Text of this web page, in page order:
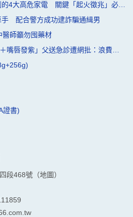
4大高危家電 關鍵「起火徵兆」必知道
手 配合警方成功逮詐騙通緝男
師籲勿囤藥材
唇發紫」父送急診遭網批：浪費資源
證書)
段468號（地圖）